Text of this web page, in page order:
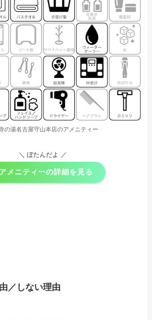
の湯名古屋守山本店のアメニティー
＼ ぼたんだよ ／
アメニティーの詳細を見る
／しない理由